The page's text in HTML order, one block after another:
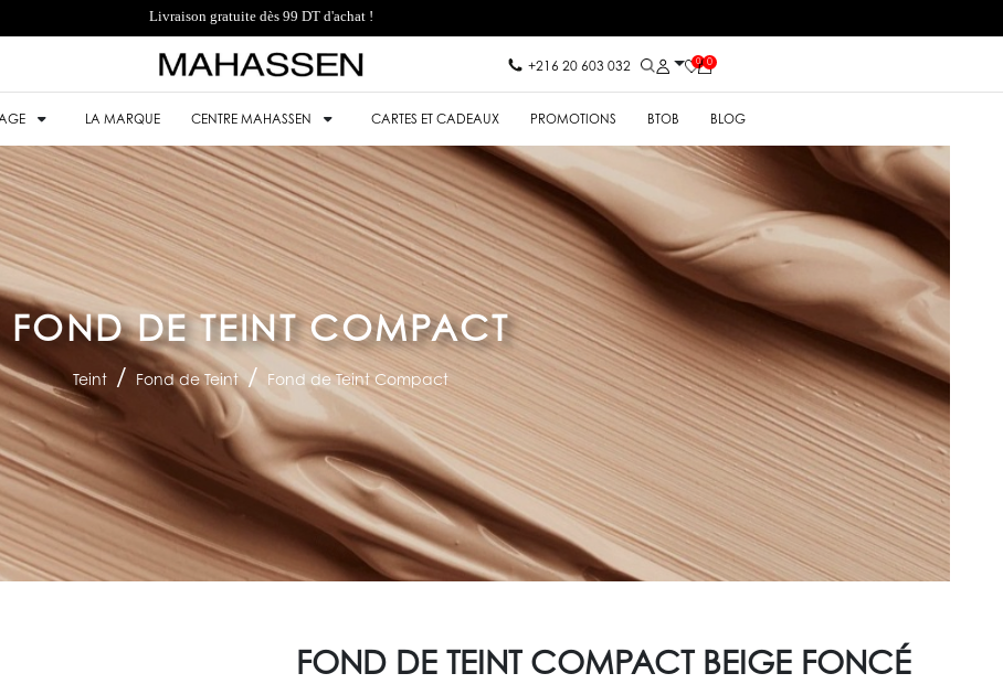
Livraison gratuite dès 99 DT d'achat !
+216 20 603 032 0 0
LA MARQUE CENTRE MAHASSEN CARTES ET CADEAUX PROMOTIONS BTOB BLOG
FOND DE TEINT COMPACT
Teint Fond de Teint Fond de Teint Compact
FOND DE TEINT COMPACT BEIGE FONCÉ